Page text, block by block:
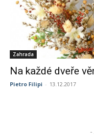
Zahrada
Na každé dveře
Pietro Filipi - 13.12.2017
-